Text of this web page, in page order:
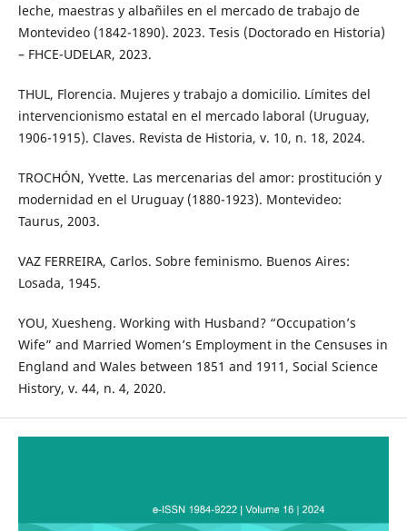
leche, maestras y albañiles en el mercado de trabajo de
Montevideo (1842-1890). 2023. Tesis (Doctorado en Historia)
– FHCE-UDELAR, 2023.
THUL, Florencia. Mujeres y trabajo a domicilio. Límites del
intervencionismo estatal en el mercado laboral (Uruguay,
1906-1915). Claves. Revista de Historia, v. 10, n. 18, 2024.
TROCHÓN, Yvette. Las mercenarias del amor: prostitución y
modernidad en el Uruguay (1880-1923). Montevideo:
Taurus, 2003.
VAZ FERREIRA, Carlos. Sobre feminismo. Buenos Aires:
Losada, 1945.
YOU, Xuesheng. Working with Husband? “Occupation’s
Wife” and Married Women’s Employment in the Censuses in
England and Wales between 1851 and 1911, Social Science
History, v. 44, n. 4, 2020.